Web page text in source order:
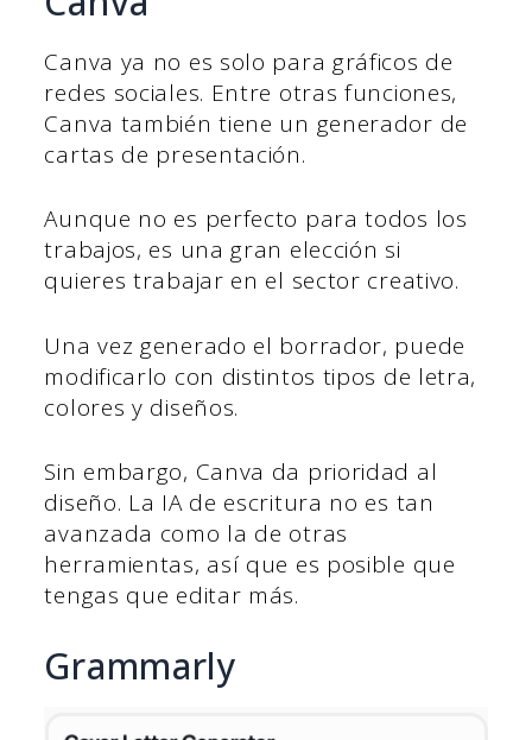
Canva ya no es solo para gráficos de
redes sociales. Entre otras funciones,
Canva también tiene un generador de
cartas de presentación.
Aunque no es perfecto para todos los
trabajos, es una gran elección si
quieres trabajar en el sector creativo.
Una vez generado el borrador, puede
modificarlo con distintos tipos de letra,
colores y diseños.
Sin embargo, Canva da prioridad al
diseño. La IA de escritura no es tan
avanzada como la de otras
herramientas, así que es posible que
tengas que editar más.
Grammarly